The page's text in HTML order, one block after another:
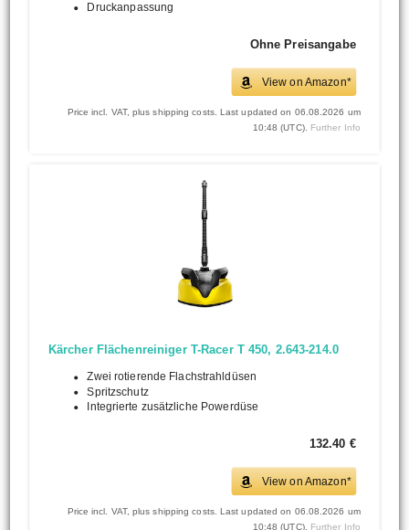
Druckanpassung
Ohne Preisangabe
View on Amazon*
Price incl. VAT, plus shipping costs. Last updated on 06.08.2026 um
10:48 (UTC). Further Info
Kärcher Flächenreiniger T-Racer T 450, 2.643-214.0
Zwei rotierende Flachstrahldüsen
Spritzschutz
Integrierte zusätzliche Powerdüse
132.40 €
View on Amazon*
Price incl. VAT, plus shipping costs. Last updated on 06.08.2026 um
10:48 (UTC). Further Info